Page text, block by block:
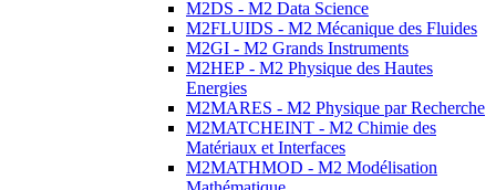
M2DS - M2 Data Science
M2FLUIDS - M2 Mécanique des Fluides
M2GI - M2 Grands Instruments
M2HEP - M2 Physique des Hautes
Energies
M2MARES - M2 Physique par Recherche
M2MATCHEINT - M2 Chimie des
Matériaux et Interfaces
M2MATHMOD - M2 Modélisation